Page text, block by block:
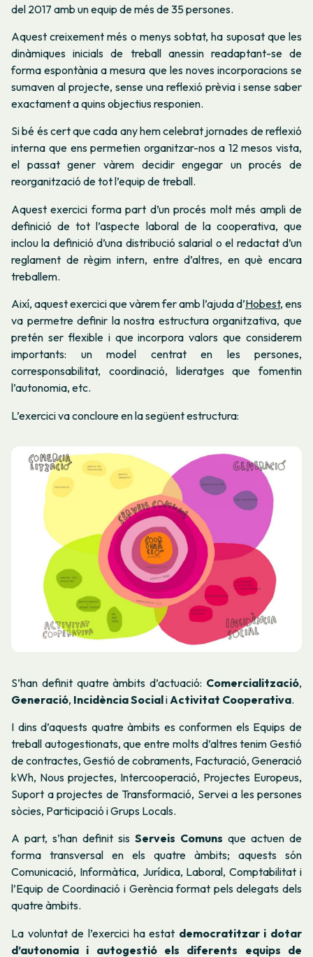
del 2017 amb un equip de més de 35 persones.
Aquest creixement més o menys sobtat, ha suposat que les
dinàmiques inicials de treball anessin readaptant-se de
forma espontània a mesura que les noves incorporacions se
sumaven al projecte, sense una reflexió prèvia i sense saber
exactament a quins objectius responien.
Si bé és cert que cada any hem celebrat jornades de reflexió
interna que ens permetien organitzar-nos a 12 mesos vista,
el passat gener vàrem decidir engegar un procés de
reorganització de tot l’equip de treball.
Aquest exercici forma part d’un procés molt més ampli de
definició de tot l’aspecte laboral de la cooperativa, que
inclou la definició d’una distribució salarial o el redactat d’un
reglament de règim intern, entre d’altres, en què encara
treballem.
Així, aquest exercici que vàrem fer amb l’ajuda d’Hobest, ens
va permetre definir la nostra estructura organitzativa, que
pretén ser flexible i que incorpora valors que considerem
importants: un model centrat en les persones,
corresponsabilitat, coordinació, lideratges que fomentin
l’autonomia, etc.
L’exercici va concloure en la següent estructura:
S’han definit quatre àmbits d’actuació: Comercialització,
Generació, Incidència Sociali Activitat Cooperativa.
I dins d’aquests quatre àmbits es conformen els Equips de
treball autogestionats, que entre molts d’altres tenimGestió
de contractes, Gestió de cobraments, Facturació, Generació
kWh, Nous projectes, Intercooperació, Projectes Europeus,
Suport a projectes de Transformació, Servei a les persones
sòcies, Participació i Grups Locals.
A part, s’han definit sis Serveis Comuns que actuen de
forma transversal en els quatre àmbits; aquests són
Comunicació, Informàtica, Jurídica, Laboral,Comptabilitat i
l’Equip de Coordinació i Gerènciaformat pels delegats dels
quatre àmbits.
La voluntat de l’exercici ha estat democratitzar i dotar
d’autonomia i autogestió els diferents equips de